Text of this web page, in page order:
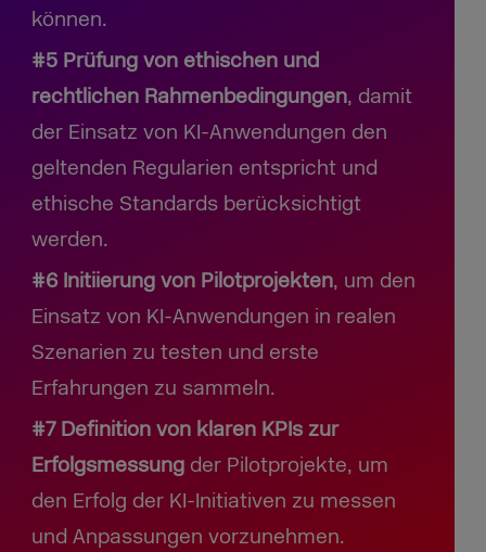
können.
#5 Prüfung von ethischen und
rechtlichen Rahmenbedingungen, damit
der Einsatz von KI-Anwendungen den
geltenden Regularien entspricht und
ethische Standards berücksichtigt
werden.
#6 Initiierung von Pilotprojekten, um den
Einsatz von KI-Anwendungen in realen
Szenarien zu testen und erste
Erfahrungen zu sammeln.
#7 Definition von klaren KPIs zur
Erfolgsmessungder Pilotprojekte, um
den Erfolg der KI-Initiativen zu messen
und Anpassungen vorzunehmen.